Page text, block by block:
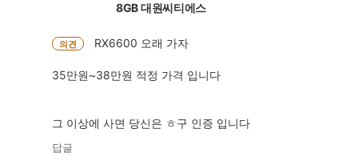
8GB 대원씨티에스
의견 RX6600 오래 가자
35만원~38만원 적정 가격 입니다
그 이상에 사면 당신은 ㅎ구 인증 입니다
답글